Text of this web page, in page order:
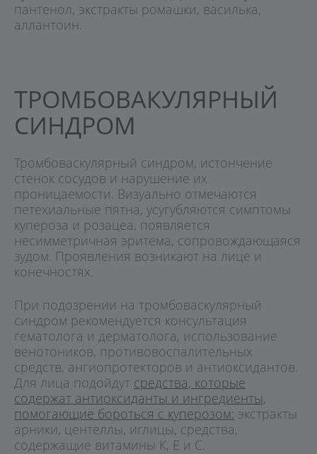
пантенол, экстракты ромашки, василька,
аллантоин.
ТРОМБОВАКУЛЯРНЫЙ
СИНДРОМ
Тромбоваскулярный синдром, истончение
стенок сосудов и нарушение их
проницаемости. Визуально отмечаются
петехиальные пятна, усугубляются симптомы
купероза и розацеа, появляется
несимметричная эритема, сопровождающаяся
зудом. Проявления возникают на лице и
конечностях.
При подозрении на тромбоваскулярный
синдром рекомендуется консультация
гематолога и дерматолога, использование
венотоников, противовоспалительных
средств, ангиопротекторов и антиоксидантов.
Для лица подойдут средства, которые
содержат антиоксиданты и ингредиенты,
помогающие бороться с куперозом: экстракты
арники, центеллы, иглицы, средства,
содержащие витамины К, Е и С.